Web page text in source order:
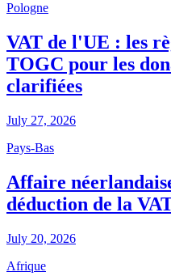
Pologne
VAT de l'UE : les
TOGC pour les
clarifiées
July 27, 2026
Pays-Bas
Affaire
déduction de la
July 20, 2026
Afrique